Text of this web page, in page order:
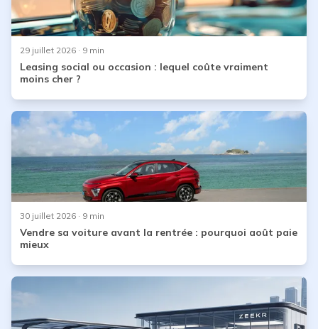
29 juillet 2026 · 9 min
Leasing social ou occasion : lequel coûte vraiment
moins cher ?
30 juillet 2026 · 9 min
Vendre sa voiture avant la rentrée : pourquoi août paie
mieux